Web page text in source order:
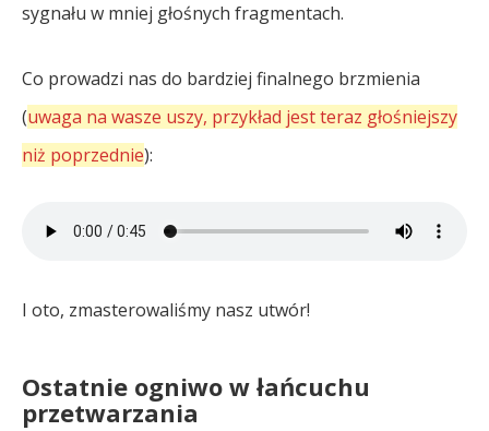
sygnału w mniej głośnych fragmentach.
Co prowadzi nas do bardziej finalnego brzmienia
(uwaga na wasze uszy, przykład jest teraz głośniejszy
niż poprzednie):
I oto, zmasterowaliśmy nasz utwór!
Ostatnie ogniwo w łańcuchu
przetwarzania